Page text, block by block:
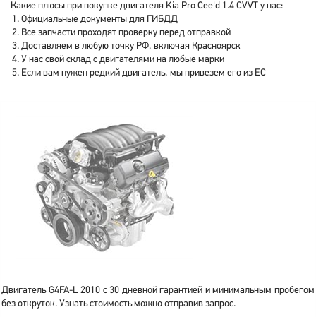
Какие плюсы при покупке двигателя Kia Pro Cee'd 1.4 CVVT у нас:
Официальные документы для ГИБДД
Все запчасти проходят проверку перед отправкой
Доставляем в любую точку РФ, включая Красноярск
У нас свой склад с двигателями на любые марки
Если вам нужен редкий двигатель, мы привезем его из ЕС
Двигатель G4FA-L 2010 с 30 дневной гарантией и минимальным пробегом
без откруток. Узнать стоимость можно отправив запрос.